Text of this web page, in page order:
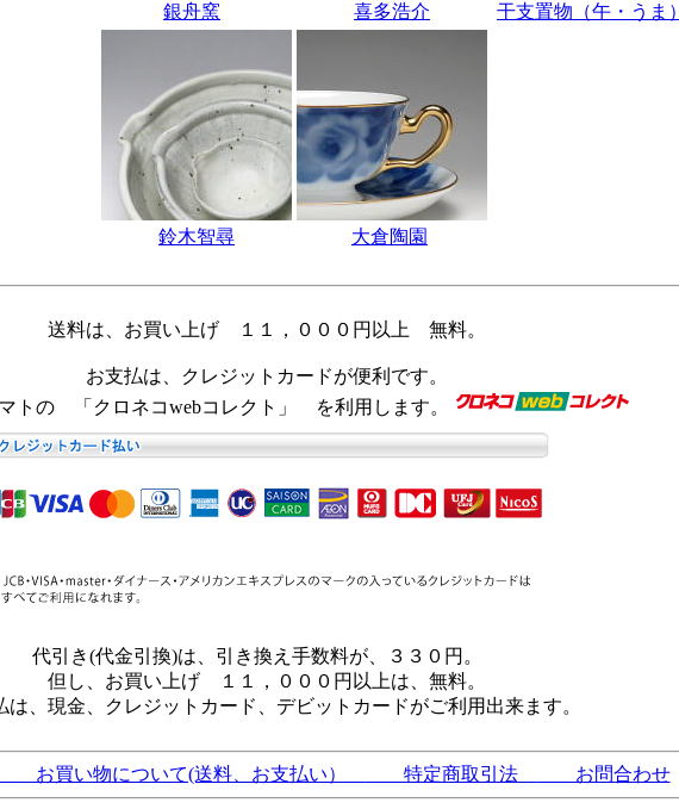
銀舟窯 喜多浩介 干支置物（午・うま）
鈴木智尋 大倉陶園
送料は、お買い上げ １１，０００円以上 無料。
お支払は、クレジットカードが便利です。
トの 「クロネコwebコレクト」 を利用します。
代引き(代金引換)は、引き換え手数料が、３３０円。
但し、お買い上げ １１，０００円以上は、無料。
は、現金、クレジットカード、デビットカードがご利用出来ます。
お買い物について(送料、お支払い） 特定商取引法 お問合わせ